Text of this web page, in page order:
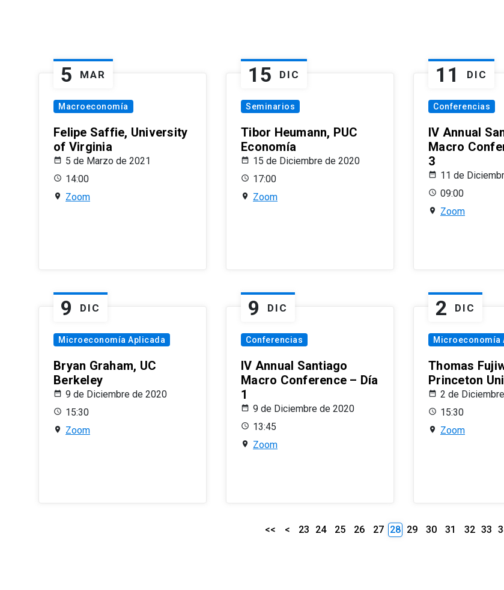
5 MAR
Macroeconomía
Felipe Saffie, University
of Virginia
5 de Marzo de 2021
14:00
Zoom
15 DIC
Seminarios
Tibor Heumann, PUC
Economía
15 de Diciembre de 2020
17:00
Zoom
11 DIC
Conferencias
IV Annual
Macro
3
11 de
09:00
Zoom
9 DIC
Microeconomía Aplicada
Bryan Graham, UC
Berkeley
9 de Diciembre de 2020
15:30
Zoom
9 DIC
Conferencias
IV Annual Santiago
Macro Conference – Día
1
9 de Diciembre de 2020
13:45
Zoom
2 DIC
Microeconomía
Thomas
Princeton
2 de
15:30
Zoom
<< < 23 24 25 26 27 28 29 30 31 32 33